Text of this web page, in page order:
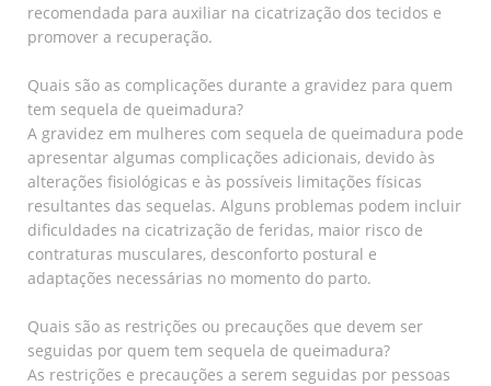
recomendada para auxiliar na cicatrização dos tecidos e
promover a recuperação.
Quais são as complicações durante a gravidez para quem
tem sequela de queimadura?
A gravidez em mulheres com sequela de queimadura pode
apresentar algumas complicações adicionais, devido às
alterações fisiológicas e às possíveis limitações físicas
resultantes das sequelas. Alguns problemas podem incluir
dificuldades na cicatrização de feridas, maior risco de
contraturas musculares, desconforto postural e
adaptações necessárias no momento do parto.
Quais são as restrições ou precauções que devem ser
seguidas por quem tem sequela de queimadura?
As restrições e precauções a serem seguidas por pessoas